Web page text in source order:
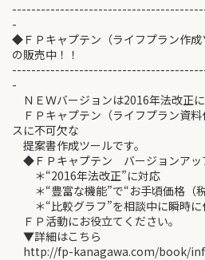
-
◆ＦＰキャプテン（ライフプラン作成
の販売中！！
-
ＮＥＷバージョンは2016年法改正
ＦＰキャプテン（ライフプラン資
スに不可欠な
提案書作成ツールです。
◆ＦＰキャプテン バージョンアッ
＊“2016年法改正”に対応
＊“豊富な機能”で“お手頃価格
＊“比較グラフ”を相談中に瞬時
ＦＰ活動にお役立てください。
▼詳細はこちら
http://fp-kanagawa.com/book/